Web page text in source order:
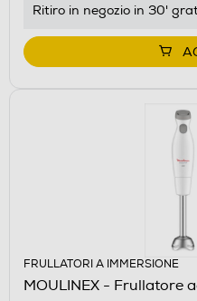
Ritiro in negozio in 30'
FRULLATORI A IMMERSIONE
MOULINEX - Frullatore